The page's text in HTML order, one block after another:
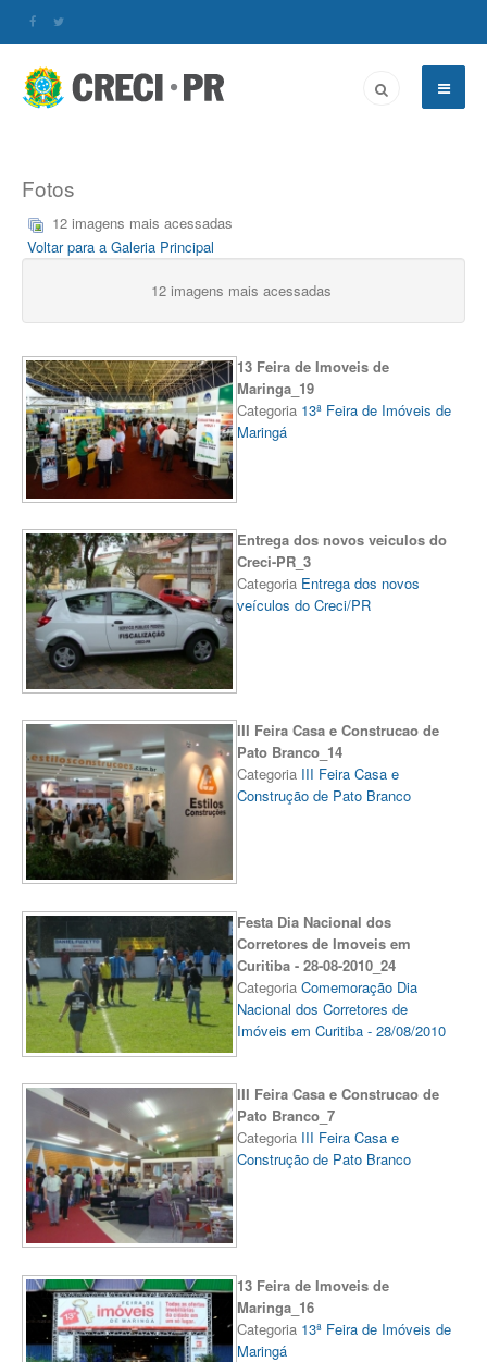
Fotos
12 imagens mais acessadas
Voltar para a Galeria Principal
12 imagens mais acessadas
13 Feira de Imoveis de
Maringa_19
Categoria 13ª Feira de Imóveis de
Maringá
Entrega dos novos veiculos do
Creci-PR_3
Categoria Entrega dos novos
veículos do Creci/PR
III Feira Casa e Construcao de
Pato Branco_14
Categoria III Feira Casa e
Construção de Pato Branco
Festa Dia Nacional dos
Corretores de Imoveis em
Curitiba - 28-08-2010_24
Categoria Comemoração Dia
Nacional dos Corretores de
Imóveis em Curitiba - 28/08/2010
III Feira Casa e Construcao de
Pato Branco_7
Categoria III Feira Casa e
Construção de Pato Branco
13 Feira de Imoveis de
Maringa_16
Categoria 13ª Feira de Imóveis de
Maringá